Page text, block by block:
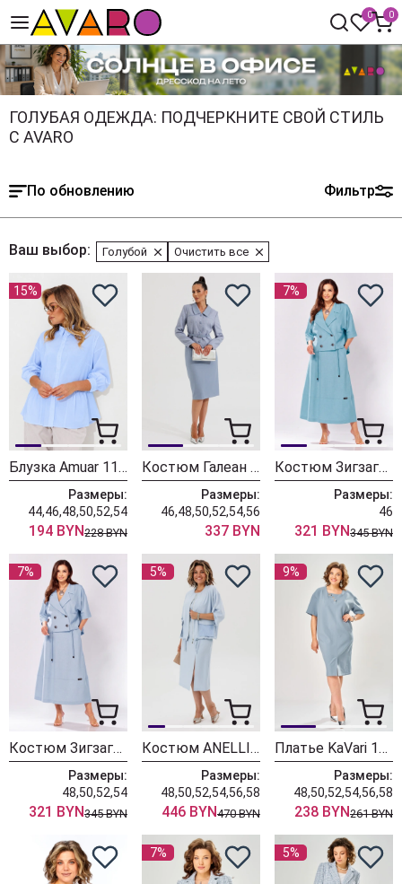
0 0
ГОЛУБАЯ ОДЕЖДА: ПОДЧЕРКНИТЕ СВОЙ СТИЛЬ
С AVARO
По обновлению Фильтр
Ваш выбор: Голубой Очистить все
15%
Блузка Amuar 1134 голубой
Размеры:
44,46,48,50,52,54
194 BYN228 BYN
Костюм Галеан Cтиль 987-1 голубой
Размеры:
46,48,50,52,54,56
337 BYN
7%
Костюм ЗигзагСтиль 608-1 бирюза
Размеры:
46
321 BYN345 BYN
7%
Костюм ЗигзагСтиль 608-1 голубой
Размеры:
48,50,52,54
321 BYN345 BYN
5%
Костюм ANELLI LAUREL 1899 голубые прелести
Размеры:
48,50,52,54,56,58
446 BYN470 BYN
9%
Платье KaVari 1161-2 серо-голубой
Размеры:
48,50,52,54,56,58
238 BYN261 BYN
7% 5%